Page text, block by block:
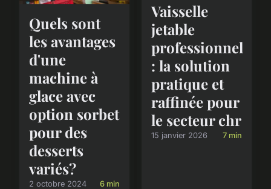
Quels sont
les avantages
d'une
machine à
glace avec
option sorbet
pour des
desserts
variés?
2 octobre 2024 6 min
Vaisselle
jetable
professionnel
: la solution
pratique et
raffinée pour
le secteur chr
15 janvier 2026 7 min